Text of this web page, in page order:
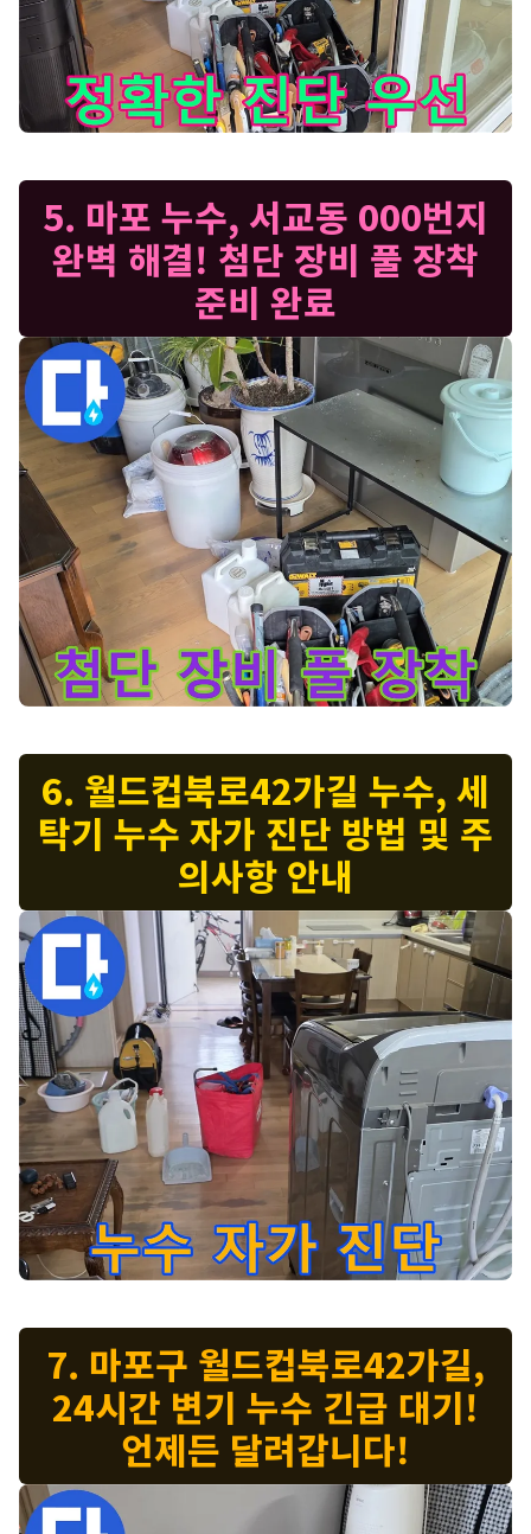
5. 마포 누수, 서교동 000번지
완벽 해결! 첨단 장비 풀 장착
준비 완료
6. 월드컵북로42가길 누수, 세
탁기 누수 자가 진단 방법 및 주
의사항 안내
7. 마포구 월드컵북로42가길,
24시간 변기 누수 긴급 대기!
언제든 달려갑니다!